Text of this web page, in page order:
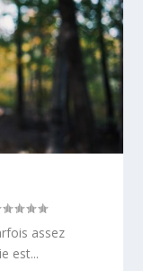
assez
est...